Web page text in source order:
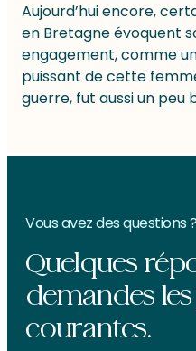
Aujourd’hui encore,
en Bretagne évoquent
engagement, comme
puissant de cette
guerre, fut aussi un peu
Vous avez des questions ?
Quelques
demandes
courantes.